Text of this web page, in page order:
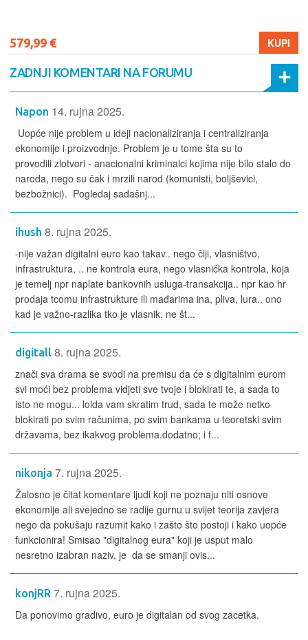
579,99 € KUPI
ZADNJI KOMENTARI NA FORUMU
Napon 14. rujna 2025.
Uopće nije problem u ideji nacionaliziranja i centraliziranja
ekonomije i proizvodnje. Problem je u tome šta su to
provodili zlotvori - anacionalni kriminalci kojima nije bilo stalo do
naroda, nego su čak i mrzili narod (komunisti, boljševici,
bezbožnici). Pogledaj sadašnj...
ihush 8. rujna 2025.
-nije važan digitalni euro kao takav.. nego čiji, vlasništvo,
infrastruktura, .. ne kontrola eura, nego vlasnička kontrola, koja
je temelj npr naplate bankovnih usluga-transakcija.. npr kao hr
prodaja tcomu infrastrukture ili mađarima ina, pliva, lura.. ono
kad je važno-razlika tko je vlasnik, ne št...
digitall 8. rujna 2025.
znači sva drama se svodi na premisu da će s digitalnim eurom
svi moći bez problema vidjeti sve tvoje i blokirati te, a sada to
isto ne mogu... lolda vam skratim trud, sada te može netko
blokirati po svim računima, po svim bankama u teoretski svim
državama, bez ikakvog problema.dodatno; i f...
nikonja 7. rujna 2025.
Žalosno je čitat komentare ljudi koji ne poznaju niti osnove
ekonomije ali svejedno se radije gurnu u svijet teorija zavjera
nego da pokušaju razumit kako i zašto što postoji i kako uopće
funkcionira! Smisao "digitalnog eura" koji je usput malo
nesretno izabran naziv, je da se smanji ovis...
konjRR 7. rujna 2025.
Da ponovimo gradivo, euro je digitalan od svog zacetka.